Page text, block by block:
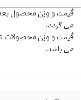
قیمت و وزن محصول بعد
می گردد.
قیمت و وزن محصولات
می باشد.